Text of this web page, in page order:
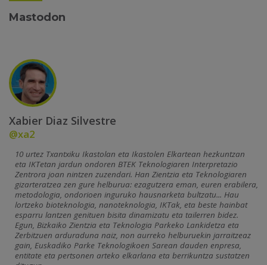
Mastodon
Xabier Diaz Silvestre
@xa2
10 urtez Txantxiku Ikastolan eta Ikastolen Elkartean hezkuntzan
eta IKTetan jardun ondoren BTEK Teknologiaren Interpretazio
Zentrora joan nintzen zuzendari. Han Zientzia eta Teknologiaren
gizarteratzea zen gure helburua: ezagutzera eman, euren erabilera,
metodologia, ondorioen inguruko hausnarketa bultzatu... Hau
lortzeko bioteknologia, nanoteknologia, IKTak, eta beste hainbat
esparru lantzen genituen bisita dinamizatu eta tailerren bidez.
Egun, Bizkaiko Zientzia eta Teknologia Parkeko Lankidetza eta
Zerbitzuen arduraduna naiz, non aurreko helburuekin jarraitzeaz
gain, Euskadiko Parke Teknologikoen Sarean dauden enpresa,
entitate eta pertsonen arteko elkarlana eta berrikuntza sustatzen